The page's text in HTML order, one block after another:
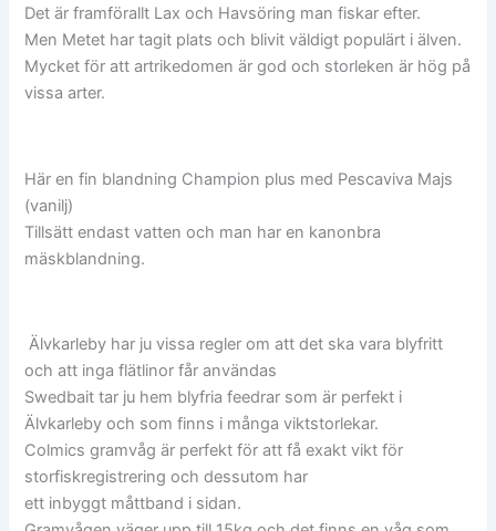
Det är framförallt Lax och Havsöring man fiskar efter.
Men Metet har tagit plats och blivit väldigt populärt i älven.
Mycket för att artrikedomen är god och storleken är hög på
vissa arter.
Här en fin blandning Champion plus med Pescaviva Majs
(vanilj)
Tillsätt endast vatten och man har en kanonbra
mäskblandning.
Älvkarleby har ju vissa regler om att det ska vara blyfritt
och att inga flätlinor får användas
Swedbait tar ju hem blyfria feedrar som är perfekt i
Älvkarleby och som finns i många viktstorlekar.
Colmics gramvåg är perfekt för att få exakt vikt för
storfiskregistrering och dessutom har
ett inbyggt måttband i sidan.